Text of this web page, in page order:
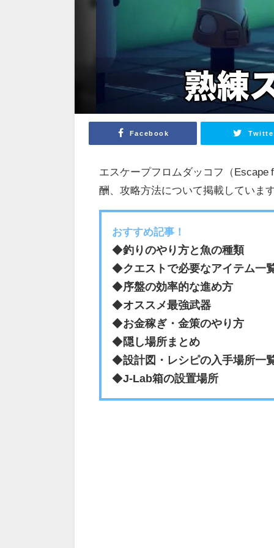
Facebook
エスケープフロムダッコフ（
酬、攻略方法について掲載していま
おすすめ記事！
◆釣りのやり方と魚の種類
◆クエストで必要なアイテム一
◆序盤の効率的な進め方
◆オススメ最強武器
◆お金稼ぎ・金策のやり方
◆隠し場所まとめ
◆設計図・レシピの入手場所一
◆J-Lab箱の設置場所